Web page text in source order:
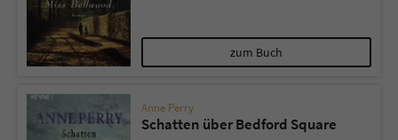
zum Buch
Anne Perry
Schatten über Bedford Square